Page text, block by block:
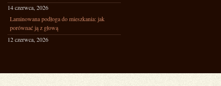
14 czerwca, 2026
Laminowana podłoga do mieszkania: jak
porównać ją z głową
12 czerwca, 2026